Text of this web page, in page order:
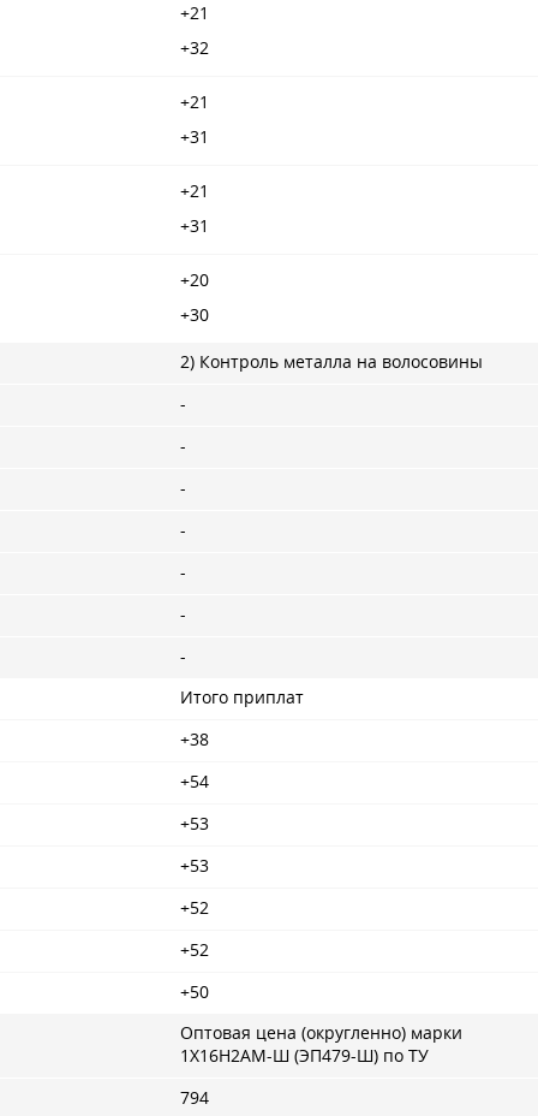
+21
+32
+21
+31
+21
+31
+20
+30
2) Контроль металла на волосовины
-
-
-
-
-
-
-
Итого приплат
+38
+54
+53
+53
+52
+52
+50
Оптовая цена (округленно) марки
1Х16Н2АМ-Ш (ЭП479-Ш) по ТУ
794